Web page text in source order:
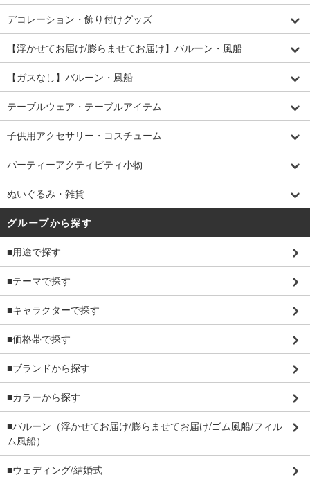
デコレーション・飾り付けグッズ
【浮かせてお届け/膨らませてお届け】バルーン・風船
【ガスなし】バルーン・風船
テーブルウェア・テーブルアイテム
子供用アクセサリー・コスチューム
パーティーアクティビティ小物
ぬいぐるみ・雑貨
グループから探す
■用途で探す
■テーマで探す
■キャラクターで探す
■価格帯で探す
■ブランドから探す
■カラーから探す
■バルーン（浮かせてお届け/膨らませてお届け/ゴム風船/フィル
ム風船）
■ウェディング/結婚式